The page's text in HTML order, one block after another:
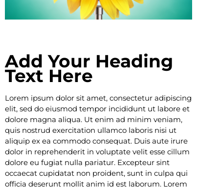
Add Your Heading
Text Here
Lorem ipsum dolor sit amet, consectetur adipiscing
elit, sed do eiusmod tempor incididunt ut labore et
dolore magna aliqua. Ut enim ad minim veniam,
quis nostrud exercitation ullamco laboris nisi ut
aliquip ex ea commodo consequat. Duis aute irure
dolor in reprehenderit in voluptate velit esse cillum
dolore eu fugiat nulla pariatur. Excepteur sint
occaecat cupidatat non proident, sunt in culpa qui
officia deserunt mollit anim id est laborum. Lorem